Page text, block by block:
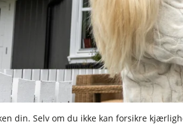
din. Selv om du ikke kan forsikre